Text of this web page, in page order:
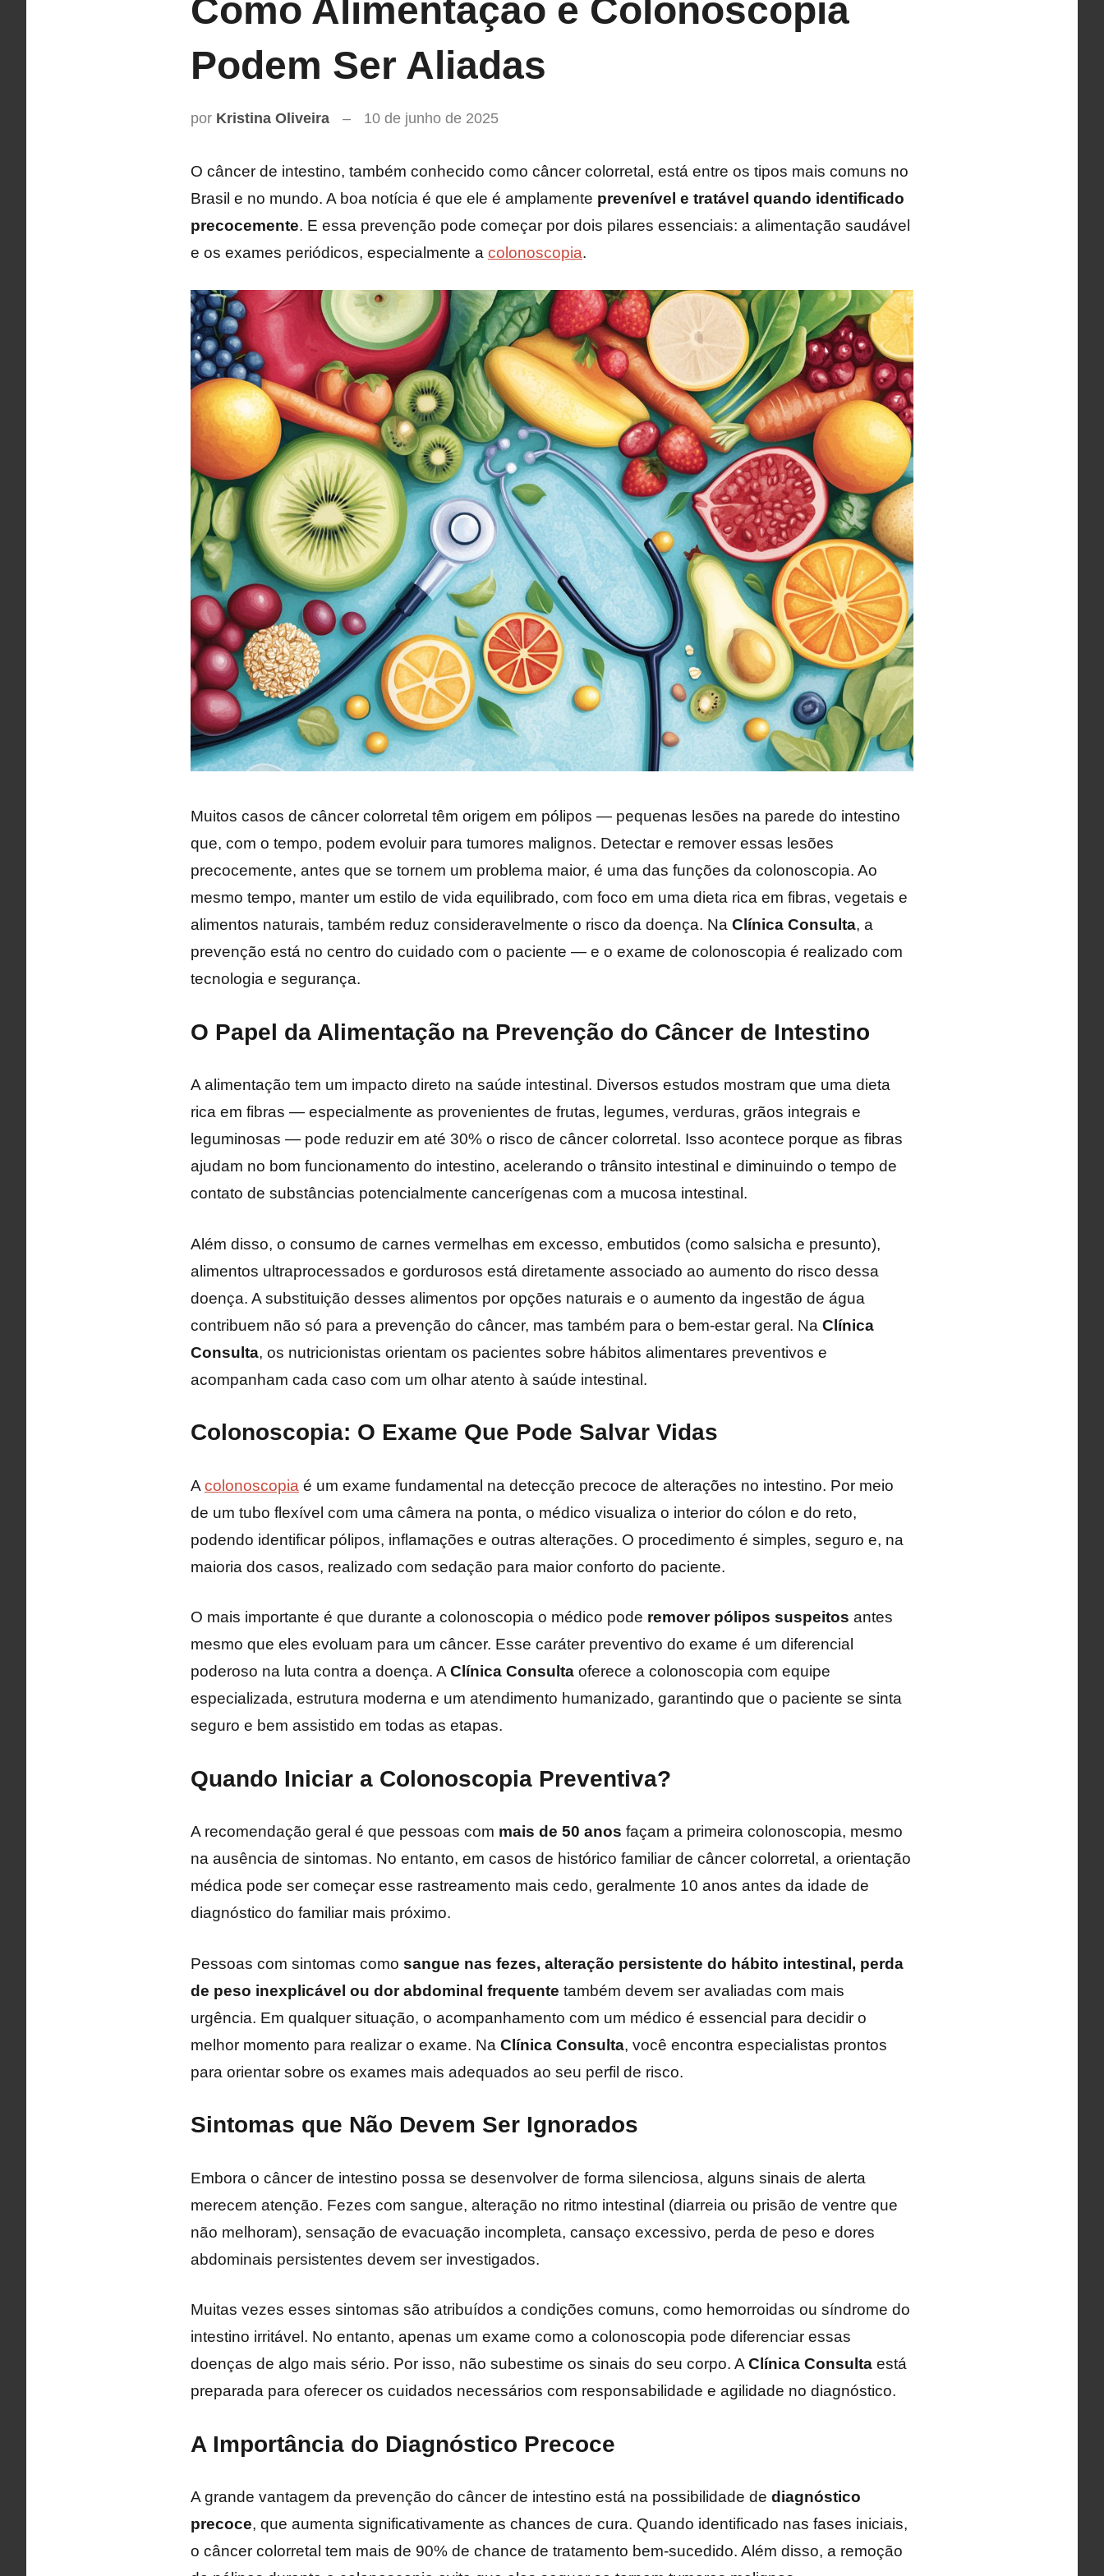
Como Alimentação e Colonoscopia
Podem Ser Aliadas
por Kristina Oliveira 10 de junho de 2025
O câncer de intestino, também conhecido como câncer colorretal, está entre os tipos mais comuns no
Brasil e no mundo. A boa notícia é que ele é amplamente prevenível e tratável quando identificado
precocemente. E essa prevenção pode começar por dois pilares essenciais: a alimentação saudável
e os exames periódicos, especialmente a colonoscopia.
Muitos casos de câncer colorretal têm origem em pólipos — pequenas lesões na parede do intestino
que, com o tempo, podem evoluir para tumores malignos. Detectar e remover essas lesões
precocemente, antes que se tornem um problema maior, é uma das funções da colonoscopia. Ao
mesmo tempo, manter um estilo de vida equilibrado, com foco em uma dieta rica em fibras, vegetais e
alimentos naturais, também reduz consideravelmente o risco da doença. Na Clínica Consulta, a
prevenção está no centro do cuidado com o paciente — e o exame de colonoscopia é realizado com
tecnologia e segurança.
O Papel da Alimentação na Prevenção do Câncer de Intestino
A alimentação tem um impacto direto na saúde intestinal. Diversos estudos mostram que uma dieta
rica em fibras — especialmente as provenientes de frutas, legumes, verduras, grãos integrais e
leguminosas — pode reduzir em até 30% o risco de câncer colorretal. Isso acontece porque as fibras
ajudam no bom funcionamento do intestino, acelerando o trânsito intestinal e diminuindo o tempo de
contato de substâncias potencialmente cancerígenas com a mucosa intestinal.
Além disso, o consumo de carnes vermelhas em excesso, embutidos (como salsicha e presunto),
alimentos ultraprocessados e gordurosos está diretamente associado ao aumento do risco dessa
doença. A substituição desses alimentos por opções naturais e o aumento da ingestão de água
contribuem não só para a prevenção do câncer, mas também para o bem-estar geral. Na Clínica
Consulta, os nutricionistas orientam os pacientes sobre hábitos alimentares preventivos e
acompanham cada caso com um olhar atento à saúde intestinal.
Colonoscopia: O Exame Que Pode Salvar Vidas
A colonoscopia é um exame fundamental na detecção precoce de alterações no intestino. Por meio
de um tubo flexível com uma câmera na ponta, o médico visualiza o interior do cólon e do reto,
podendo identificar pólipos, inflamações e outras alterações. O procedimento é simples, seguro e, na
maioria dos casos, realizado com sedação para maior conforto do paciente.
O mais importante é que durante a colonoscopia o médico pode remover pólipos suspeitos antes
mesmo que eles evoluam para um câncer. Esse caráter preventivo do exame é um diferencial
poderoso na luta contra a doença. AClínica Consulta oferece a colonoscopia com equipe
especializada, estrutura moderna e um atendimento humanizado, garantindo que o paciente se sinta
seguro e bem assistido em todas as etapas.
Quando Iniciar a Colonoscopia Preventiva?
A recomendação geral é que pessoas com mais de 50 anos façam a primeira colonoscopia, mesmo
na ausência de sintomas. No entanto, em casos de histórico familiar de câncer colorretal, a orientação
médica pode ser começar esse rastreamento mais cedo, geralmente 10 anos antes da idade de
diagnóstico do familiar mais próximo.
Pessoas com sintomas como sangue nas fezes, alteração persistente do hábito intestinal, perda
de peso inexplicável ou dor abdominal frequente também devem ser avaliadas com mais
urgência. Em qualquer situação, o acompanhamento com um médico é essencial para decidir o
melhor momento para realizar o exame. Na Clínica Consulta, você encontra especialistas prontos
para orientar sobre os exames mais adequados ao seu perfil de risco.
Sintomas que Não Devem Ser Ignorados
Embora o câncer de intestino possa se desenvolver de forma silenciosa, alguns sinais de alerta
merecem atenção. Fezes com sangue, alteração no ritmo intestinal (diarreia ou prisão de ventre que
não melhoram), sensação de evacuação incompleta, cansaço excessivo, perda de peso e dores
abdominais persistentes devem ser investigados.
Muitas vezes esses sintomas são atribuídos a condições comuns, como hemorroidas ou síndrome do
intestino irritável. No entanto, apenas um exame como a colonoscopia pode diferenciar essas
doenças de algo mais sério. Por isso, não subestime os sinais do seu corpo. AClínica Consulta está
preparada para oferecer os cuidados necessários com responsabilidade e agilidade no diagnóstico.
A Importância do Diagnóstico Precoce
A grande vantagem da prevenção do câncer de intestino está na possibilidade de diagnóstico
precoce, que aumenta significativamente as chances de cura. Quando identificado nas fases iniciais,
o câncer colorretal tem mais de 90% de chance de tratamento bem-sucedido. Além disso, a remoção